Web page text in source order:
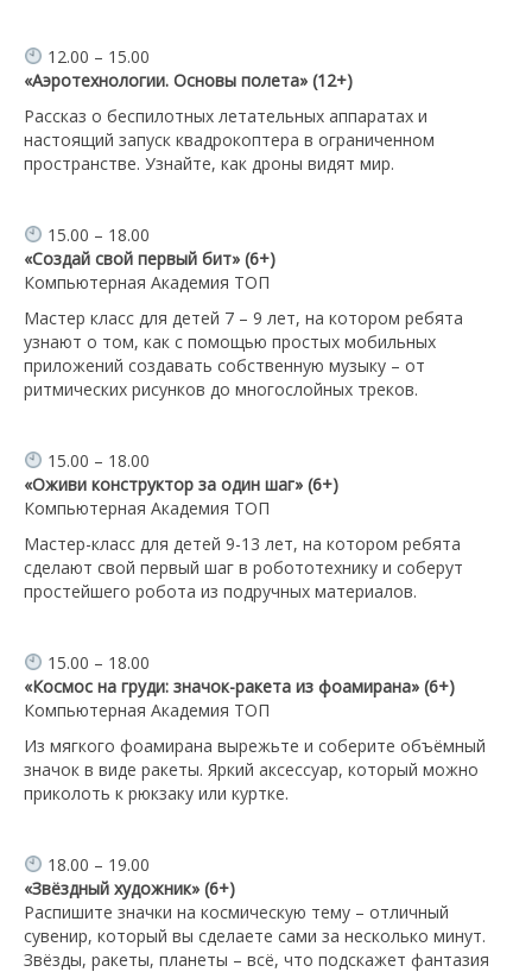
12.00 – 15.00
«Аэротехнологии. Основы полета» (12+)
Рассказ о беспилотных летательных аппаратах и
настоящий запуск квадрокоптера в ограниченном
пространстве. Узнайте, как дроны видят мир.
15.00 – 18.00
«Создай свой первый бит» (6+)
Компьютерная Академия ТОП
Мастер класс для детей 7 – 9 лет, на котором ребята
узнают о том, как с помощью простых мобильных
приложений создавать собственную музыку – от
ритмических рисунков до многослойных треков.
15.00 – 18.00
«Оживи конструктор за один шаг» (6+)
Компьютерная Академия ТОП
Мастер-класс для детей 9-13 лет, на котором ребята
сделают свой первый шаг в робототехнику и соберут
простейшего робота из подручных материалов.
15.00 – 18.00
«Космос на груди: значок-ракета из фоамирана» (6+)
Компьютерная Академия ТОП
Из мягкого фоамирана вырежьте и соберите объёмный
значок в виде ракеты. Яркий аксессуар, который можно
приколоть к рюкзаку или куртке.
18.00 – 19.00
«Звёздный художник» (6+)
Распишите значки на космическую тему – отличный
сувенир, который вы сделаете сами за несколько минут.
Звёзды, ракеты, планеты – всё, что подскажет фантазия